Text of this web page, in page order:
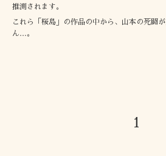
推測されます。
これら「桜島」の作品の中から、山本の死闘
ん…。
1